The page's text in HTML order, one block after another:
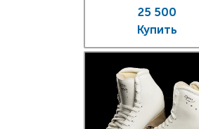
25 500
Купить